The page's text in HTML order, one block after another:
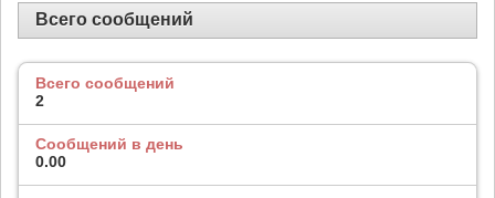
Всего сообщений
Всего сообщений
2
Сообщений в день
0.00